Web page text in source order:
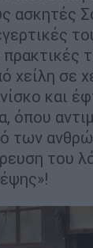
ασκητές
χείλη σε
και
όπου
των
του